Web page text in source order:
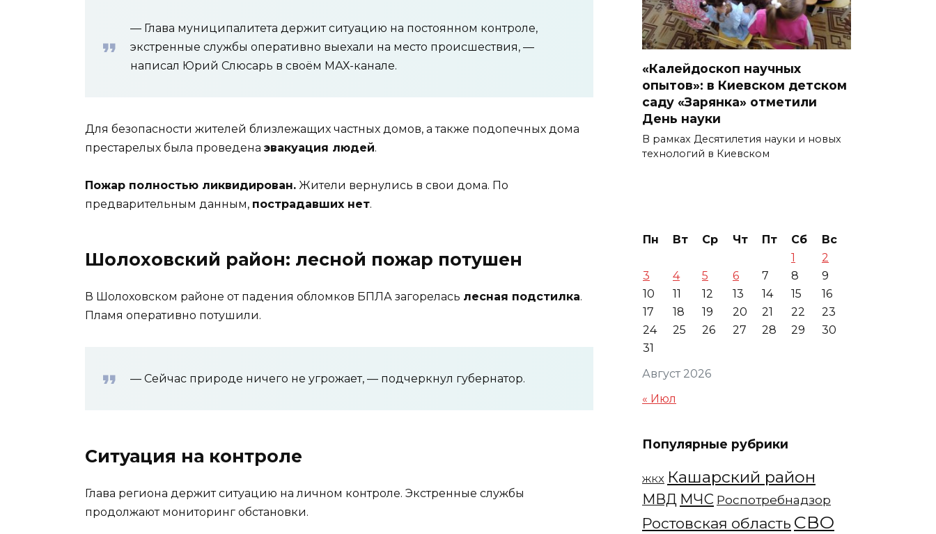
— Глава муниципалитета держит ситуацию на постоянном контроле,
экстренные службы оперативно выехали на место происшествия, —
написал Юрий Слюсарь в своём МАХ-канале.
Для безопасности жителей близлежащих частных домов, а также подопечных дома
престарелых была проведена эвакуация людей.
Пожар полностью ликвидирован. Жители вернулись в свои дома. По
предварительным данным, пострадавших нет.
Шолоховский район: лесной пожар потушен
В Шолоховском районе от падения обломков БПЛА загорелась лесная подстилка.
Пламя оперативно потушили.
— Сейчас природе ничего не угрожает, — подчеркнул губернатор.
Ситуация на контроле
Глава региона держит ситуацию на личном контроле. Экстренные службы
продолжают мониторинг обстановки.
«Калейдоскоп научных
опытов»: в Киевском детском
саду «Зарянка» отметили
День науки
В рамках Десятилетия науки и новых
технологий в Киевском
Август 2026
Пн Вт Ср Чт Пт Сб
Вс
1
2
3
4 5 6 7 8
9
10
11 12 13 14 15
16
17
18 19 20 21 22
23
24
25 26 27 28 29
30
31
« Июл
Популярные рубрики
ЖКХ Кашарский район
МВД МЧС Роспотребнадзор
Ростовская область СВО